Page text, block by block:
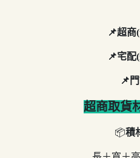
📌超商
📌宅配
📌
超商取貨
📦積